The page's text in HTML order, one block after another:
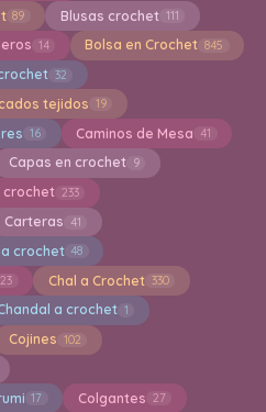
89 Blusas crochet 111
14 Bolsa en Crochet 845
32
tejidos 19
16 Caminos de Mesa 41
Capas en crochet 9
crochet 233
Carteras 41
crochet 48
Chal a Crochet 330
a crochet 1
Cojines 102
17 Colgantes 27